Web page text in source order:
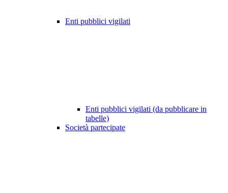
Enti pubblici vigilati
Enti pubblici vigilati (da pubblicare in
tabelle)
Società partecipate